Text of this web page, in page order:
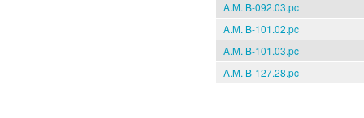
A.M. B-092.03.pc
A.M. B-101.02.pc
A.M. B-101.03.pc
A.M. B-127.28.pc